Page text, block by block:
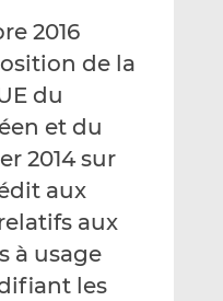
2016
de la
du
et du
2014 sur
aux
aux
à usage
les